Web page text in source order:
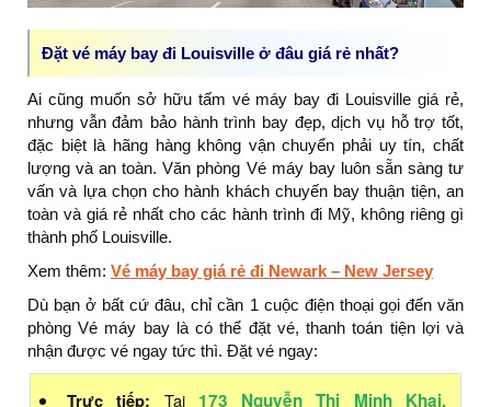
Đặt vé máy bay đi Louisville ở đâu giá rẻ nhất?
Ai cũng muốn sở hữu tấm vé máy bay đi Louisville giá rẻ,
nhưng vẫn đảm bảo hành trình bay đẹp, dịch vụ hỗ trợ tốt,
đặc biệt là hãng hàng không vận chuyển phải uy tín, chất
lượng và an toàn. Văn phòng Vé máy bay luôn sẵn sàng tư
vấn và lựa chọn cho hành khách chuyến bay thuận tiện, an
toàn và giá rẻ nhất cho các hành trình đi Mỹ, không riêng gì
thành phố Louisville.
Xem thêm: Vé máy bay giá rẻ đi Newark – New Jersey
Dù bạn ở bất cứ đâu, chỉ cần 1 cuộc điện thoại gọi đến văn
phòng Vé máy bay là có thể đặt vé, thanh toán tiện lợi và
nhận được vé ngay tức thì. Đặt vé ngay:
Trực tiếp: Tại 173 Nguyễn Thị Minh Khai,